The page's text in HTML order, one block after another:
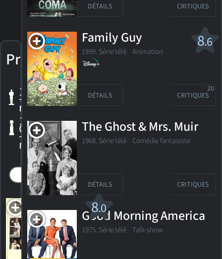
Prix
1 Oscar
+ 1
nomination
1 Golden
Globe
+ 3
nominations
prix gagnés
8.0
Goodbye
GirlGagnant,
Oscar 1978
Meilleur
acteur
DÉTAILS CRITIQUES
8.6
Family Guy
1999. Série télé Animation
DÉTAILS CRITIQUES
20
The Ghost & Mrs. Muir
1968. Série télé Comédie fantaisiste
DÉTAILS CRITIQUES
Good Morning America
1975. Série télé Talk-show